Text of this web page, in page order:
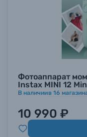
Фотоаппарат
Instax MINI 12
В наличиив 16
10 990 ₽